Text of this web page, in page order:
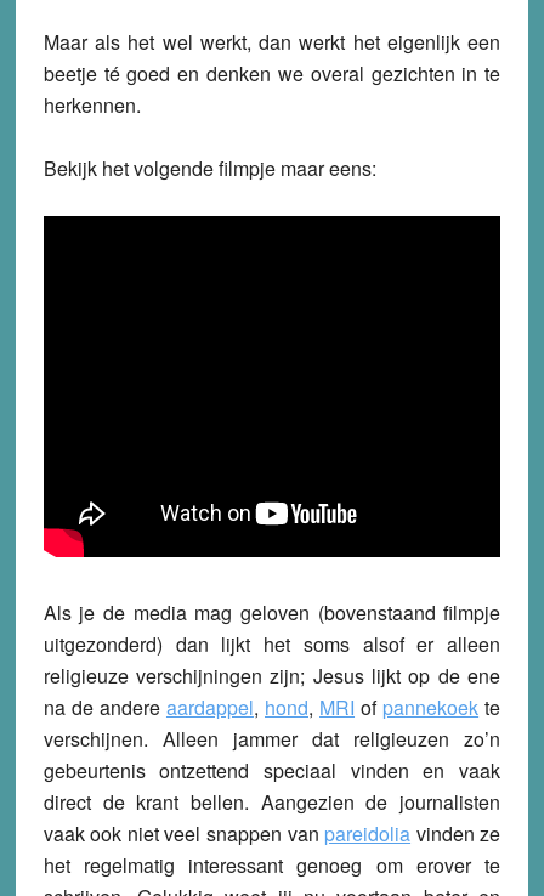
Maar als het wel werkt, dan werkt het eigenlijk een
beetje té goed en denken we overal gezichten in te
herkennen.
Bekijk het volgende filmpje maar eens:
Als je de media mag geloven (bovenstaand filmpje
uitgezonderd) dan lijkt het soms alsof er alleen
religieuze verschijningen zijn; Jesus lijkt op de ene
na de andere aardappel, hond, MRI of pannekoek te
verschijnen. Alleen jammer dat religieuzen zo’n
gebeurtenis ontzettend speciaal vinden en vaak
direct de krant bellen. Aangezien de journalisten
vaak ook niet veel snappen van pareidolia vinden ze
het regelmatig interessant genoeg om erover te